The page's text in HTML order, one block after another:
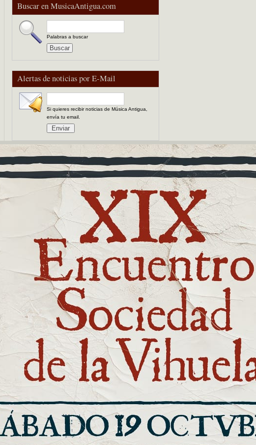
Buscar en MusicaAntigua.com
Palabras a buscar
Alertas de noticias por E-Mail
Si quieres recibir noticias de Música Antigua,
envía tu email.
Noticias relacionadas
Publicaciones Relacionadas:
Exposición de Luthería
Fahmi Alqhai. Viola da gamba
FeMÀS arrancó con buen pie
Formación MusicoSocial, la alternativa a la
escuela pública